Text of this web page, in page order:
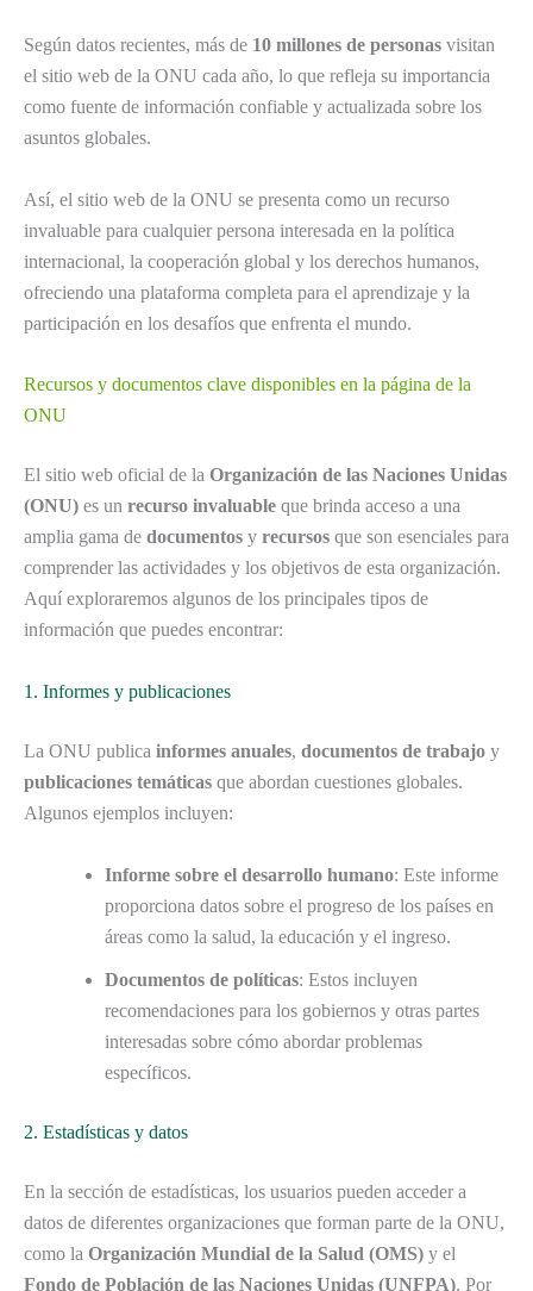
Según datos recientes, más de 10 millones de personas visitan
el sitio web de la ONU cada año, lo que refleja su importancia
como fuente de información confiable y actualizada sobre los
asuntos globales.
Así, el sitio web de la ONU se presenta como un recurso
invaluable para cualquier persona interesada en la política
internacional, la cooperación global y los derechos humanos,
ofreciendo una plataforma completa para el aprendizaje y la
participación en los desafíos que enfrenta el mundo.
Recursos y documentos clave disponibles en la página de la
ONU
El sitio web oficial de la Organización de las Naciones Unidas
(ONU) es un recurso invaluable que brinda acceso a una
amplia gama de documentos y recursos que son esenciales para
comprender las actividades y los objetivos de esta organización.
Aquí exploraremos algunos de los principales tipos de
información que puedes encontrar:
1. Informes y publicaciones
La ONU publica informes anuales, documentos de trabajo y
publicaciones temáticas que abordan cuestiones globales.
Algunos ejemplos incluyen:
Informe sobre el desarrollo humano: Este informe
proporciona datos sobre el progreso de los países en
áreas como la salud, la educación y el ingreso.
Documentos de políticas: Estos incluyen
recomendaciones para los gobiernos y otras partes
interesadas sobre cómo abordar problemas
específicos.
2. Estadísticas y datos
En la sección de estadísticas, los usuarios pueden acceder a
datos de diferentes organizaciones que forman parte de la ONU,
como la Organización Mundial de la Salud (OMS) y el
Fondo de Población de las Naciones Unidas (UNFPA). Por